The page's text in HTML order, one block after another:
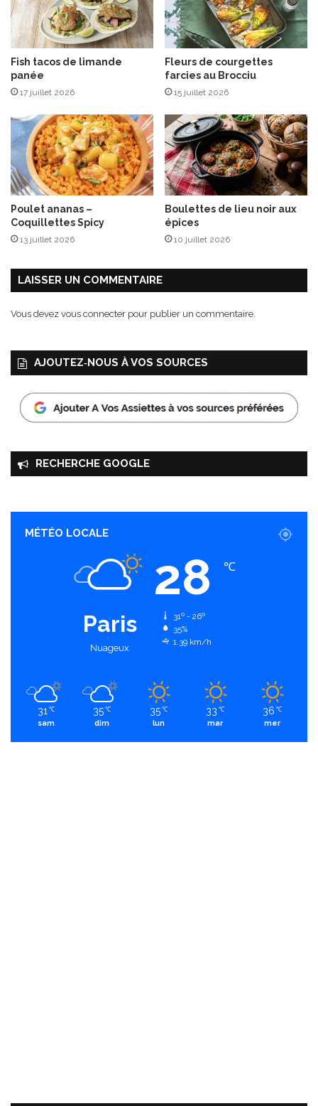
m
e
s
G
r
a
n
Fish tacos de limande
panée
17 juillet 2026
Fleurs de courgettes
farcies au Brocciu
15 juillet 2026
Poulet ananas –
Coquillettes Spicy
13 juillet 2026
Boulettes de lieu noir aux
épices
10 juillet 2026
LAISSER UN COMMENTAIRE
Vous devez vous connecter pour publier un commentaire.
AJOUTEZ‑NOUS À VOS SOURCES
RECHERCHE GOOGLE
MÉTÉO LOCALE
Paris
Nuageux
28 ℃
31º - 26º
35%
1.39 km/h
31 ℃
sam
35 ℃
dim
35 ℃
lun
33 ℃
mar
36 ℃
mer